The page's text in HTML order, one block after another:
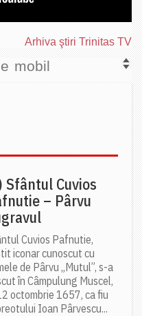
Arhiva ştiri Trinitas TV
mobil
Sfântul Cuvios
– Pârvu
Cuvios Pafnutie,
iconar cunoscut cu
de Pârvu „Mutul”, s-a
în Câmpulung Muscel,
octombrie 1657, ca fiu
Ioan Pârvescu...